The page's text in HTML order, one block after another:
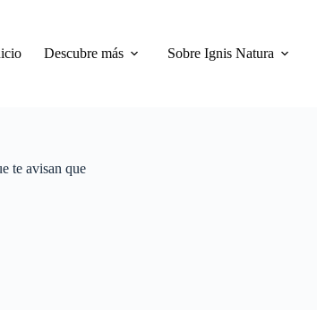
Descubre más Sobre Ignis Natura
te avisan que